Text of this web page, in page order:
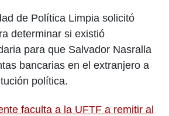
de Política Limpia solicitó
determinar si existió
para que Salvador Nasralla
bancarias en el extranjero a
política.
faculta a la UFTF a remitir al